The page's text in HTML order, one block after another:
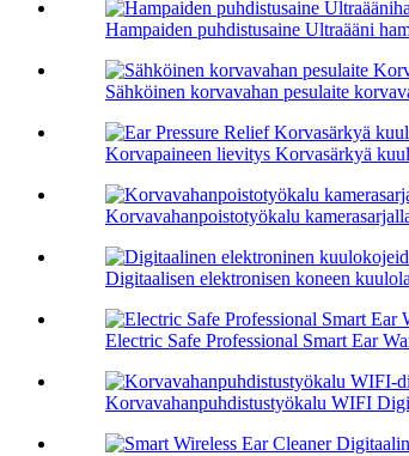
Hampaiden puhdistusaine Ultraääni
Sähköinen korvavahan pesulaite
Korvapaineen lievitys Korvasärkyä
Korvavahanpoistotyökalu
Digitaalisen elektronisen koneen
Electric Safe Professional Smart Ear
Korvavahanpuhdistustyökalu WIFI